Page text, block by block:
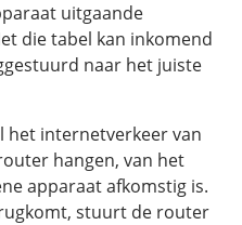
uitgaande
die tabel kan inkomend
naar het juiste
het internetverkeer van
hangen, van het
apparaat afkomstig is.
stuurt de router